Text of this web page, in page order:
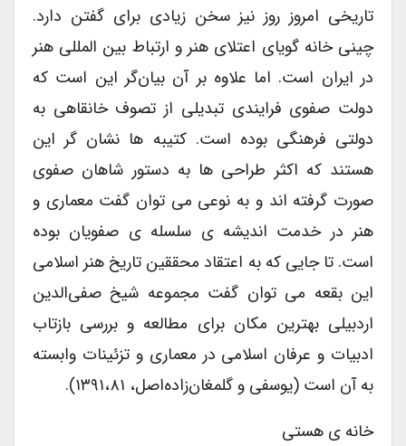
تاریخی امروز روز نیز سخن زیادی برای گفتن دارد.
چینی خانه گویای اعتلای هنر و ارتباط بین المللی هنر
در ایران است. اما علاوه بر آن بیان‌گر این است که
دولت صفوی فرایندی تبدیلی از تصوف خانقاهی به
دولتی فرهنگی بوده است. کتیبه ها نشان گر این
هستند که اکثر طراحی ها به دستور شاهان صفوی
صورت گرفته اند و به نوعی می توان گفت معماری و
هنر در خدمت اندیشه ی سلسله ی صفویان بوده
است. تا جایی که به اعتقاد محققین تاریخ هنر اسلامی
این بقعه می توان گفت مجموعه شیخ صفی‌الدین
اردبیلی بهترین مکان برای مطالعه و بررسی بازتاب
ادبیات و عرفان اسلامی در معماری و تزئینات وابسته
به آن است (یوسفی و گلمغان‌زاده‌اصل، ۱۳۹۱،۸۱).
خانه ی هستی